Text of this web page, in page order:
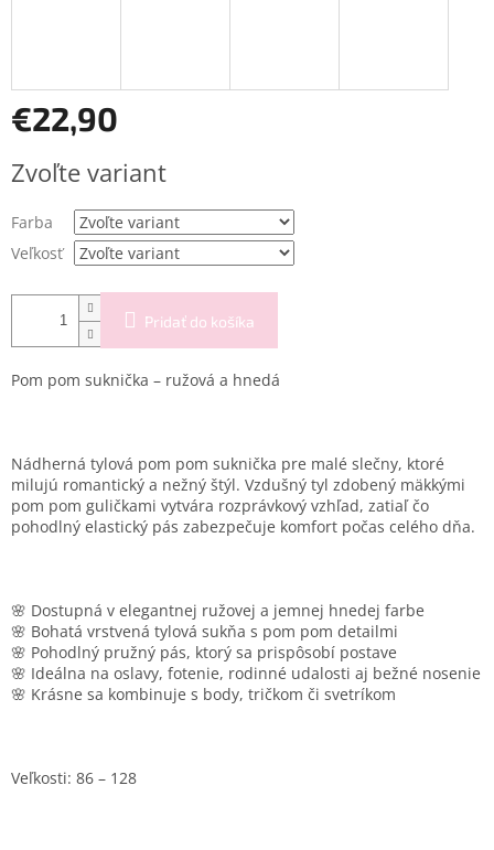
€22,90
cena:
Zvoľte variant
Farba
Veľkosť
Pridať do košíka
Pom pom suknička – ružová a hnedá
Nádherná tylová pom pom suknička pre malé slečny, ktoré
milujú romantický a nežný štýl. Vzdušný tyl zdobený mäkkými
pom pom guličkami vytvára rozprávkový vzhľad, zatiaľ čo
pohodlný elastický pás zabezpečuje komfort počas celého dňa.
🌸 Dostupná v elegantnej ružovej a jemnej hnedej farbe
🌸 Bohatá vrstvená tylová sukňa s pom pom detailmi
🌸 Pohodlný pružný pás, ktorý sa prispôsobí postave
🌸 Ideálna na oslavy, fotenie, rodinné udalosti aj bežné nosenie
🌸 Krásne sa kombinuje s body, tričkom či svetríkom
Veľkosti: 86 – 128